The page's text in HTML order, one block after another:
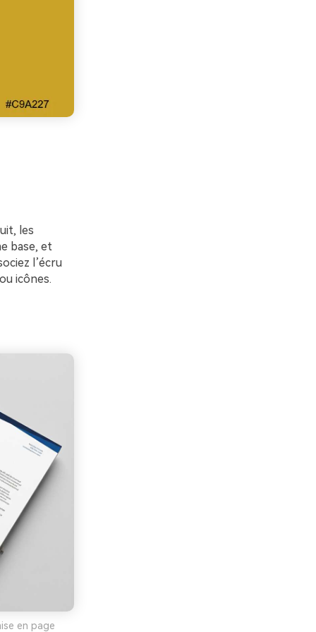
les
base, et
l’écru
icônes.
en page